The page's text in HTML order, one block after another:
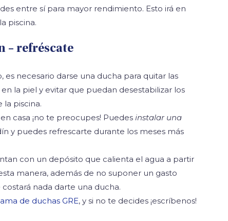
entre sí para mayor rendimiento. Esto irá en
piscina.
– refréscate
es necesario darse una ducha para quitar las
la piel y evitar que puedan desestabilizar los
la piscina.
casa ¡no te preocupes! Puedes instalar una
y puedes refrescarte durante los meses más
con un depósito que calienta el agua a partir
manera, además de no suponer un gasto
nada darte una ducha.
de duchas GRE, y si no te decides ¡escríbenos!